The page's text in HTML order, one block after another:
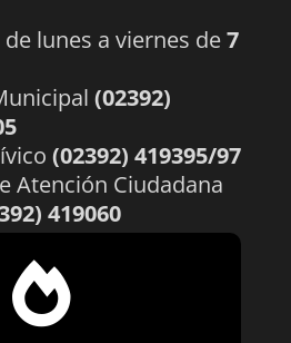
de lunes a viernes de7
(02392)
(02392) 419395/97
Atención Ciudadana
419060
